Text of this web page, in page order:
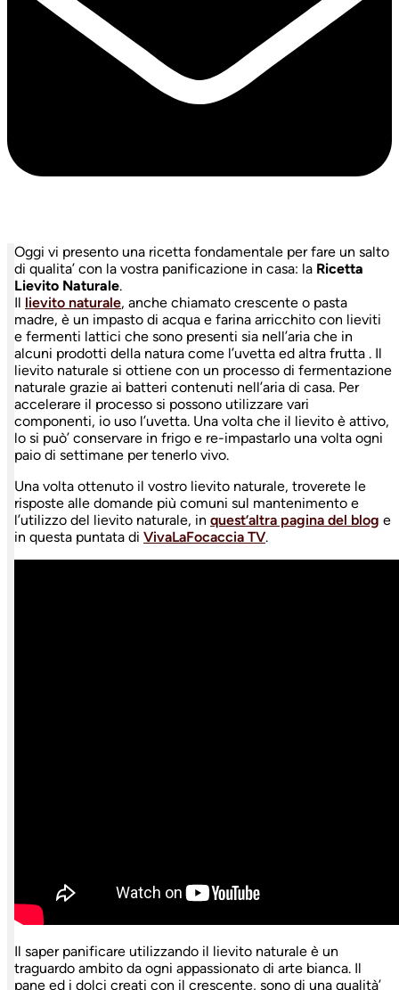
Oggi vi presento una ricetta fondamentale per fare un salto
di qualita’ con la vostra panificazione in casa: la Ricetta
Lievito Naturale.
Il lievito naturale, anche chiamato crescente o pasta
madre, è un impasto di acqua e farina arricchito con lieviti
e fermenti lattici che sono presenti sia nell’aria che in
alcuni prodotti della natura come l’uvetta ed altra frutta . Il
lievito naturale si ottiene con un processo di fermentazione
naturale grazie ai batteri contenuti nell’aria di casa. Per
accelerare il processo si possono utilizzare vari
componenti, io uso l’uvetta. Una volta che il lievito è attivo,
lo si può’ conservare in frigo e re-impastarlo una volta ogni
paio di settimane per tenerlo vivo.
Una volta ottenuto il vostro lievito naturale, troverete le
risposte alle domande più comuni sul mantenimento e
l’utilizzo del lievito naturale, in quest’altra pagina del blog e
in questa puntata di VivaLaFocaccia TV.
Il saper panificare utilizzando il lievito naturale è un
traguardo ambito da ogni appassionato di arte bianca. Il
pane ed i dolci creati con il crescente, sono di una qualità’